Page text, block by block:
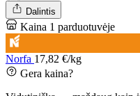
Dalintis
Kaina 1 parduotuvėje
Norfa 17,82 €/kg
Gera kaina?